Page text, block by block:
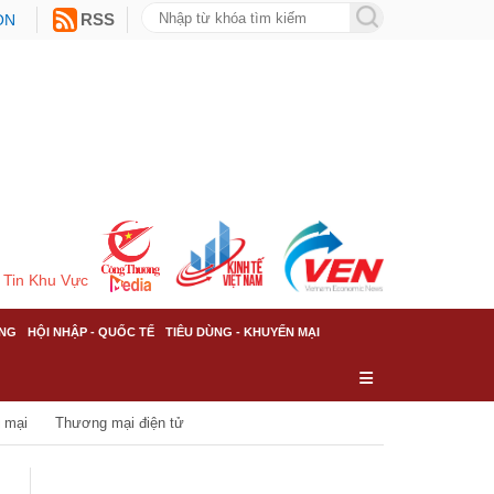
RSS
Tin Khu Vực
HỘI NHẬP - QUỐC TẾ TIÊU DÙNG - KHUYẾN MẠI
Thương mại điện tử